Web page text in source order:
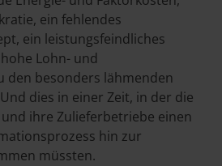
ein fehlendes
ein leistungsfeindliches
Lohn- und
den besonders lähmenden
dies in einer Zeit, in der die
ihre Zulieferbetriebe einen
hin zur
müssten.